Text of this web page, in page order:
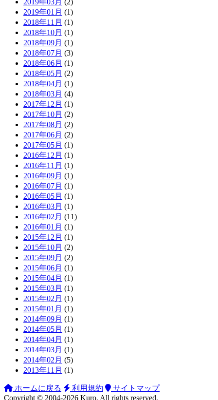
2019年01月 (1)
2018年11月 (1)
2018年10月 (1)
2018年09月 (1)
2018年07月 (3)
2018年06月 (1)
2018年05月 (2)
2018年04月 (1)
2018年03月 (4)
2017年12月 (1)
2017年10月 (2)
2017年08月 (2)
2017年06月 (2)
2017年05月 (1)
2016年12月 (1)
2016年11月 (1)
2016年09月 (1)
2016年07月 (1)
2016年05月 (1)
2016年03月 (1)
2016年02月 (11)
2016年01月 (1)
2015年12月 (1)
2015年10月 (2)
2015年09月 (2)
2015年06月 (1)
2015年04月 (1)
2015年03月 (1)
2015年02月 (1)
2015年01月 (1)
2014年09月 (1)
2014年05月 (1)
2014年04月 (1)
2014年03月 (1)
2014年02月 (5)
2013年11月 (1)
ホームに戻る 利用規約
サイトマップ
Copyright © 2004-2026 Kuro. All rights reserved.